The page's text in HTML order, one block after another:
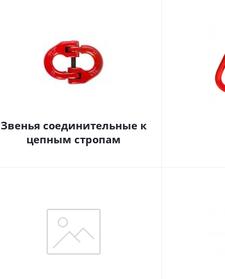
Звенья соединительные к
цепным стропам